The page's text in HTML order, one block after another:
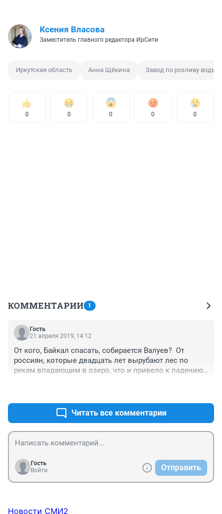
Ксения Власова
Заместитель главного редактора ИрСити
Иркутская область Анна Щёкина Завод по розливу воды
0 0 0 0 0
КОММЕНТАРИИ 1
Гость
21 апреля 2019, 14:12
От кого, Байкал спасать, собирается Валуев?  От
россиян, которые двадцать лет вырубают лес по
рекам впадающим в озеро, что и привело к падению
как Зверев? Так ради бога могут вдвоем, все одно
ничего не получается. Коль за двадцать лет, ничего
не научились делать
Читать все комментарии
Гость
Войти
Отправить
Новости СМИ2